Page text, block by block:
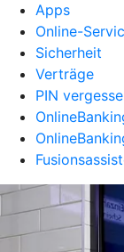
Apps
Online-
Sicherheit
Verträge
PIN